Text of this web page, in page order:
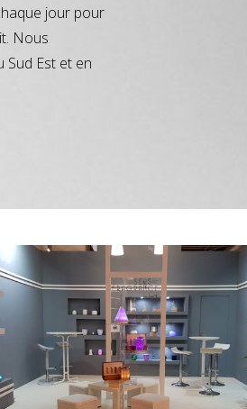
jour pour
Nous
Sud Est et en